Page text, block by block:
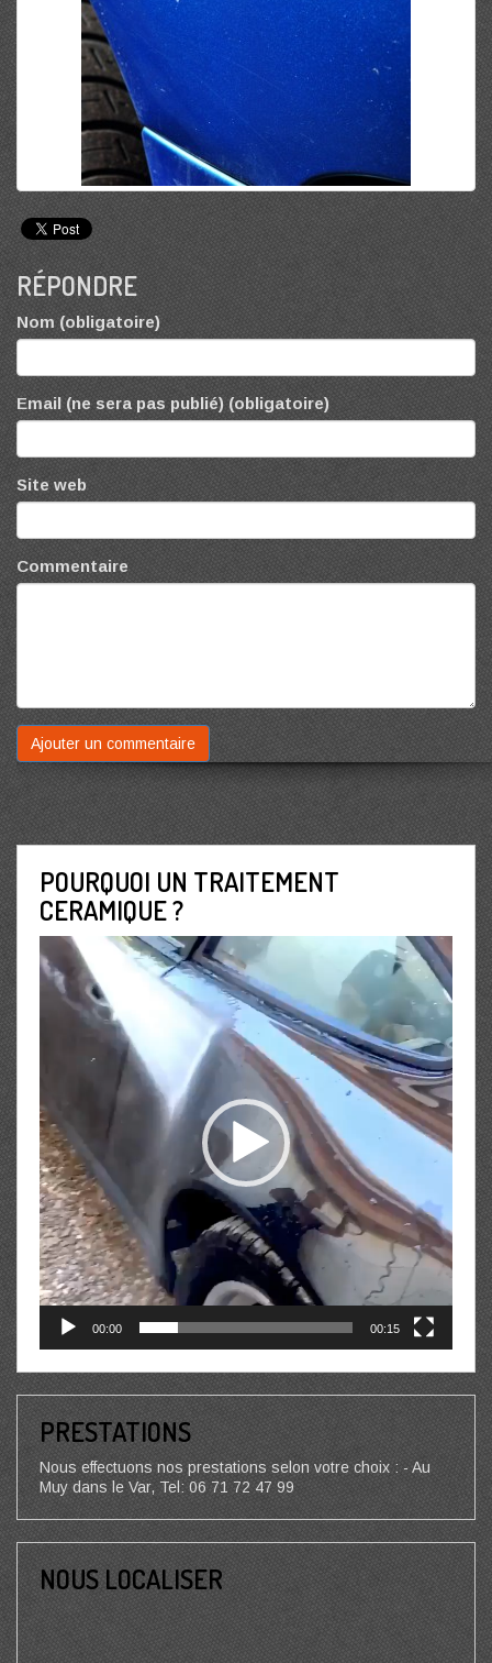
RÉPONDRE
Nom (obligatoire)
Email (ne sera pas publié) (obligatoire)
Site web
Commentaire
POURQUOI UN TRAITEMENT
CERAMIQUE ?
Lecteur
vidéo
00:00 00:15
PRESTATIONS
Nous effectuons nos prestations selon votre choix : - Au
Muy dans le Var, Tel: 06 71 72 47 99
NOUS LOCALISER